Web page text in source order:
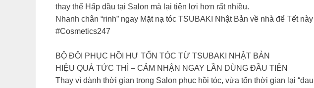
thay thế Hấp dầu tại Salon mà lại tiện lợi hơn rất nhiều.
Nhanh chân “rinh” ngay Mặt nạ tóc TSUBAKI Nhật Bản về nhà để Tết
#Cosmetics247
BỘ ĐÔI PHỤC HỒI HƯ TỔN TÓC TỪ TSUBAKI NHẬT BẢN
HIỆU QUẢ TỨC THÌ – CẢM NHẬN NGAY LẦN DÙNG ĐẦU TIÊN
Thay vì dành thời gian trong Salon phục hồi tóc, vừa tốn thời gian lại